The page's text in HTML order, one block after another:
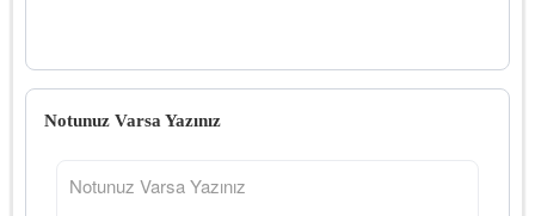
Notunuz Varsa Yazınız